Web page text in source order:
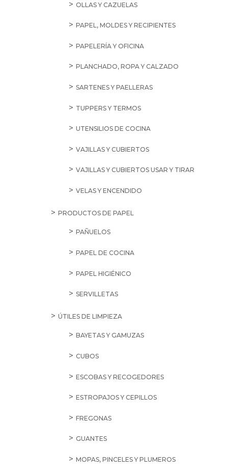
OLLAS Y CAZUELAS
PAPEL, MOLDES Y RECIPIENTES
PAPELERÍA Y OFICINA
PLANCHADO, ROPA Y CALZADO
SARTENES Y PAELLERAS
TUPPERS Y TERMOS
UTENSILIOS DE COCINA
VAJILLAS Y CUBIERTOS
VAJILLAS Y CUBIERTOS USAR Y TIRAR
VELAS Y ENCENDIDO
PRODUCTOS DE PAPEL
PAÑUELOS
PAPEL DE COCINA
PAPEL HIGIÉNICO
SERVILLETAS
ÚTILES DE LIMPIEZA
BAYETAS Y GAMUZAS
CUBOS
ESCOBAS Y RECOGEDORES
ESTROPAJOS Y CEPILLOS
FREGONAS
GUANTES
MOPAS, PINCELES Y PLUMEROS